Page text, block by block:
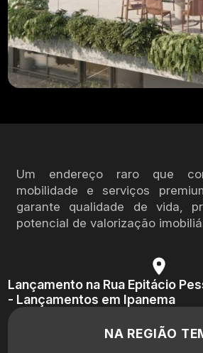
Um endereço raro que
mobilidade e serviços
garante qualidade de vida,
potencial de valorização
Lançamento na Rua Epitácio
- Lançamentos em Ipanema
NA REGIÃO